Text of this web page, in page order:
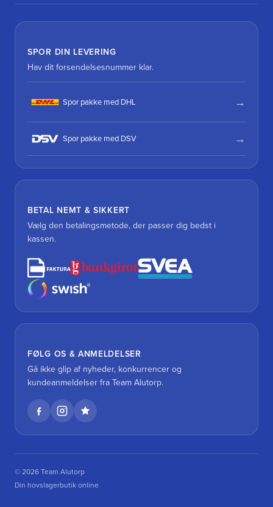
SPOR DIN LEVERING
Hav dit forsendelsesnummer klar.
Spor pakke med DHL
Spor pakke med DSV
BETAL NEMT & SIKKERT
Vælg den betalingsmetode, der passer dig bedst i
kassen.
FØLG OS & ANMELDELSER
Gå ikke glip af nyheder, konkurrencer og
kundeanmeldelser fra Team Alutorp.
© 2026 Team Alutorp
Din hovslagerbutik online